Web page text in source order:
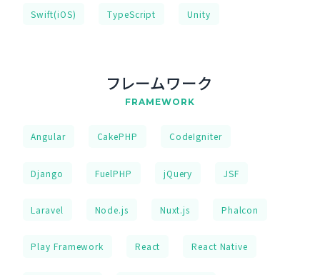
Swift(iOS) TypeScript Unity
フレームワーク
FRAMEWORK
Angular CakePHP CodeIgniter
Django FuelPHP jQuery JSF
Laravel Node.js Nuxt.js Phalcon
Play Framework React React Native